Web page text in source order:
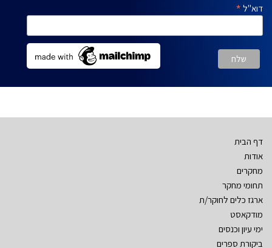
דוא"ל *
דף הבית
אודות
מחקרים
תחומי מחקר
ארגז כלים לחוקר/ת
מודקאסט
ימי עיון וכנסים
ביקורת ספרים